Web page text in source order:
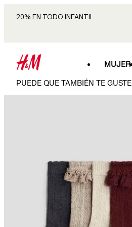
20% EN TODO INFANTIL
MUJER
PUEDE QUE TAMBIÉN TE GUSTE